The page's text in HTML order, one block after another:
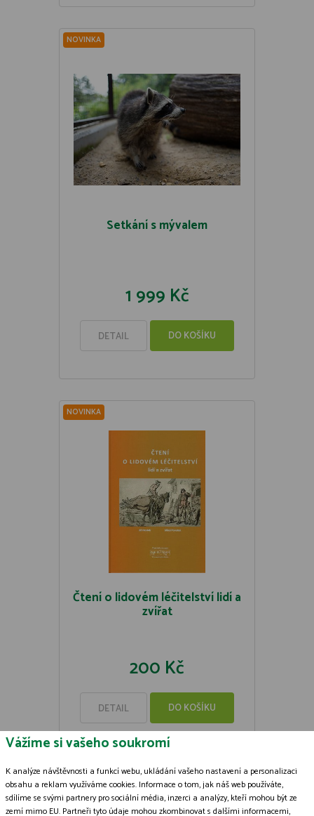
NOVINKA
Setkání s mývalem
1 999 Kč
DETAIL DO KOŠÍKU
NOVINKA
Čtení o lidovém léčitelství lidí a
zvířat
200 Kč
DETAIL DO KOŠÍKU
Zásady zpracování souborů cookies
Vážíme si vašeho soukromí
K analýze návštěvnosti a funkcí webu, ukládání vašeho nastavení a personalizaci
obsahu a reklam využíváme cookies. Informace o tom, jak náš web používáte,
sdílíme se svými partnery pro sociální média, inzerci a analýzy, kteří mohou být ze
zemí mimo EU. Partneři tyto údaje mohou zkombinovat s dalšími informacemi,